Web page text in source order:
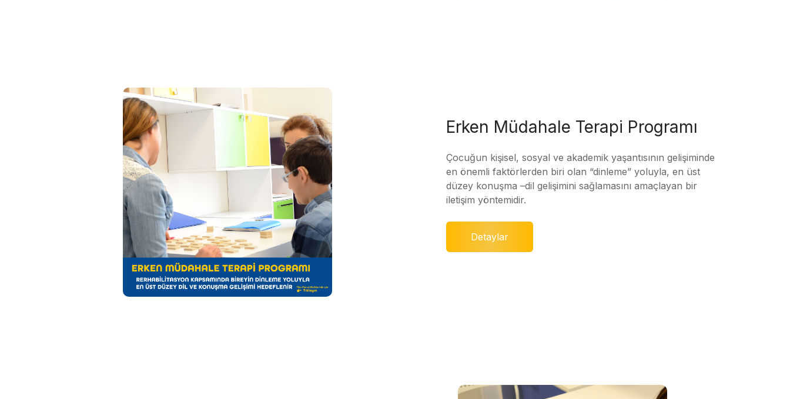
Erken Müdahale Terapi Programı
Çocuğun kişisel, sosyal ve akademik yaşantısının gelişiminde
en önemli faktörlerden biri olan “dinleme” yoluyla, en üst
düzey konuşma –dil gelişimini sağlamasını amaçlayan bir
iletişim yöntemidir.
Detaylar